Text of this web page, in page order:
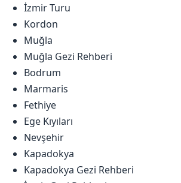
İzmir Turu
Kordon
Muğla
Muğla Gezi Rehberi
Bodrum
Marmaris
Fethiye
Ege Kıyıları
Nevşehir
Kapadokya
Kapadokya Gezi Rehberi